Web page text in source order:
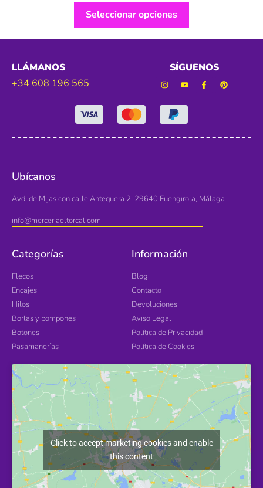
Seleccionar opciones
LLÁMANOS
+34 608 196 565
SÍGUENOS
Ubícanos
Avd. de Mijas con calle Antequera 2. 29640 Fuengirola, Málaga
info@merceriaeltorcal.com
Categorías
Flecos
Encajes
Hilos
Borlas y pompones
Botones
Pasamanerías
Información
Blog
Contacto
Devoluciones
Aviso Legal
Política de Privacidad
Política de Cookies
Click to accept marketing cookies and enable
this content